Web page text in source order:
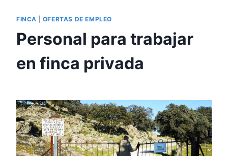
FINCA OFERTAS DE EMPLEO
Personal para trabajar
en finca privada